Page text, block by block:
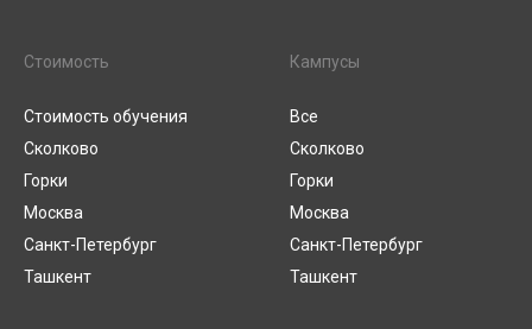
Стоимость
Стоимость обучения
Сколково
Горки
Москва
Санкт-Петербург
Ташкент
Кампусы
Все
Сколково
Горки
Москва
Санкт-Петербург
Ташкент